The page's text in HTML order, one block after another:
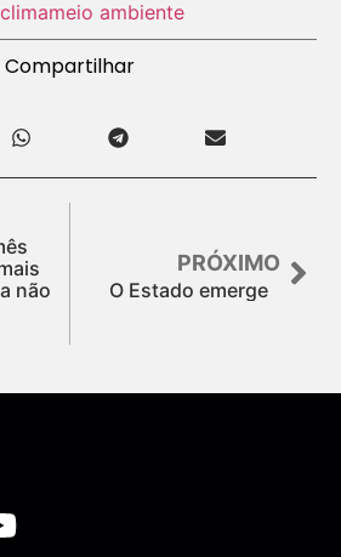
climameio ambiente
Compartilhar
não
PRÓXIMO
O Estado emerge